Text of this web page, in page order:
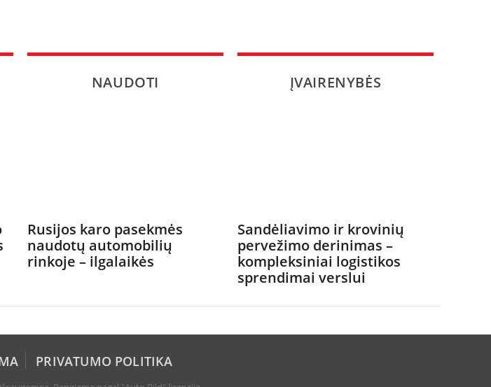
NAUDOTI
Rusijos karo pasekmės
naudotų automobilių
rinkoje – ilgalaikės
ĮVAIRENYBĖS
Sandėliavimo ir krovinių
pervežimo derinimas –
kompleksiniai logistikos
sprendimai verslui
PRIVATUMO POLITIKA